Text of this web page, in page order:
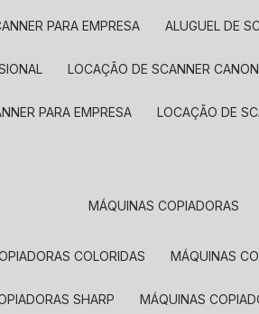
PARA EMPRESA ALUGUEL DE
LOCAÇÃO DE SCANNER CANON
PARA EMPRESA LOCAÇÃO DE
MÁQUINAS COPIADORAS
COLORIDAS MÁQUINAS
SHARP MÁQUINAS